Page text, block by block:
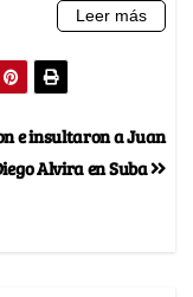
e insultaron a Juan
Alvira en Suba